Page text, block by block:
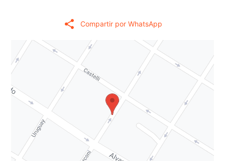
share Compartir por WhatsApp